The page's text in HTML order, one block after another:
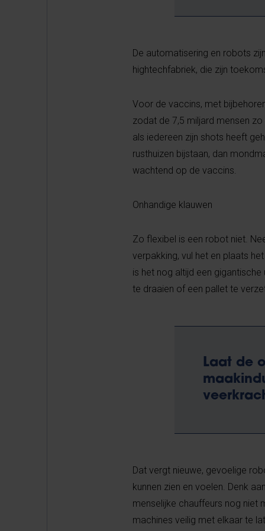
De automatisering en robots
hightechfabriek, die zijn
Voor de vaccins, met
zodat de 7,5 miljard mensen
als iedereen zijn shots heeft
rusthuizen bijstaan, dan
wachtend op de vaccins.
Onhandige klauwen
Zo flexibel is een robot niet.
verpakking, vul het en plaats
is het nog altijd een
te draaien of een pallet te
Laat de
Dat vergt nieuwe, gevoelige
kunnen zien en voelen. Denk
menselijke chauffeurs nog niet
machines veilig met elkaar te